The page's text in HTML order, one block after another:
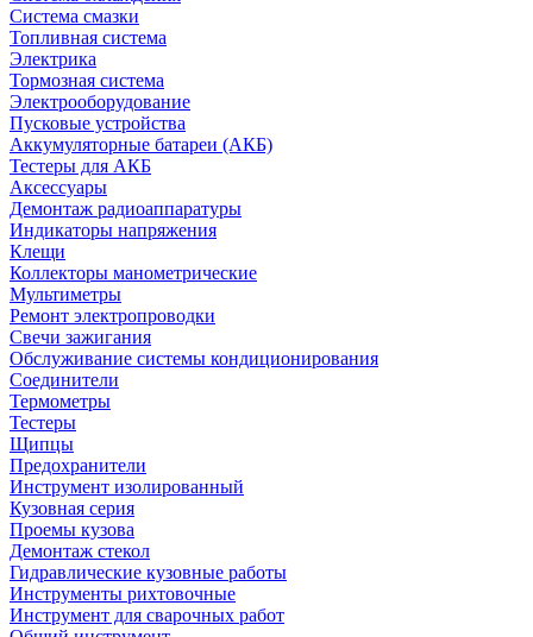
Система смазки
Топливная система
Электрика
Тормозная система
Электрооборудование
Пусковые устройства
Аккумуляторные батареи (АКБ)
Тестеры для АКБ
Аксессуары
Демонтаж радиоаппаратуры
Индикаторы напряжения
Клещи
Коллекторы манометрические
Мультиметры
Ремонт электропроводки
Свечи зажигания
Обслуживание системы кондиционирования
Соединители
Термометры
Тестеры
Щипцы
Предохранители
Инструмент изолированный
Кузовная серия
Проемы кузова
Демонтаж стекол
Гидравлические кузовные работы
Инструменты рихтовочные
Инструмент для сварочных работ